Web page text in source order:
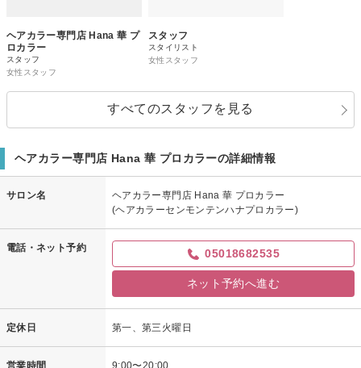
ヘアカラー専門店 Hana 華 プ
ロカラー
スタッフ
女性スタッフ
スタッフ
スタイリスト
女性スタッフ
すべてのスタッフを見る
ヘアカラー専門店 Hana 華 プロカラーの詳細情報
サロン名
ヘアカラー専門店 Hana 華 プロカラー
(ヘアカラーセンモンテンハナプロカラー)
電話・ネット予約 05018682535
ネット予約へ進む
定休日 第一、第三火曜日
営業時間 9:00〜20:00